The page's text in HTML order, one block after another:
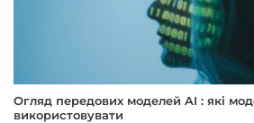
Огляд передових моделей AI : які
використовувати